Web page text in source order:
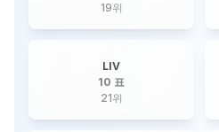
19위
LIV
10 표
21위